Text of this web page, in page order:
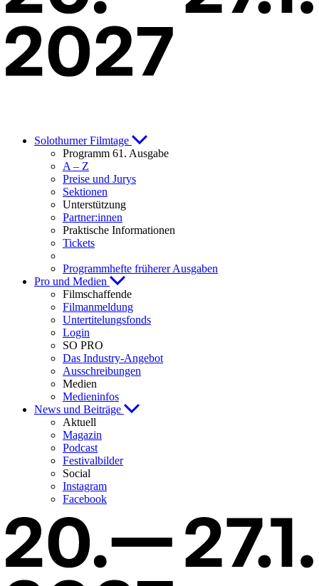
Solothurner Filmtage
Programm 61. Ausgabe
A – Z
Preise und Jurys
Sektionen
Unterstützung
Partner:innen
Praktische Informationen
Tickets
Programmhefte früherer Ausgaben
Pro und Medien
Filmschaffende
Filmanmeldung
Untertitelungsfonds
Login
SO PRO
Das Industry-Angebot
Ausschreibungen
Medien
Medieninfos
News und Beiträge
Aktuell
Magazin
Podcast
Festivalbilder
Social
Instagram
Facebook